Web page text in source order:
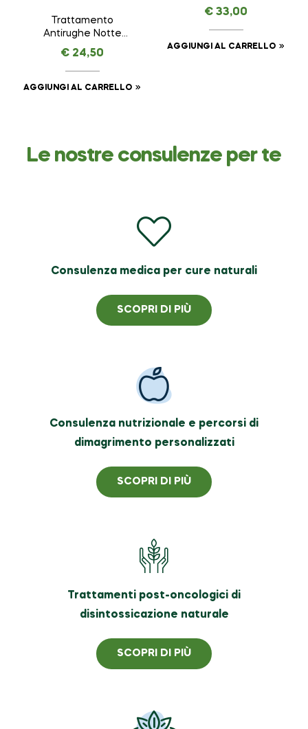
Trattamento
Antirughe Notte
VEGETAL LIFTING –
AMAVITAL da 50 ml
€ 24,50
AGGIUNGI AL CARRELLO
AGE PREMIUM –
AMAVITAL da 30 ml
€ 33,00
AGGIUNGI AL CARRELLO
Le nostre consulenze per te
Consulenza medica per cure naturali
SCOPRI DI PIÙ
Consulenza nutrizionale e percorsi di
dimagrimento personalizzati
SCOPRI DI PIÙ
Trattamenti post-oncologici di
disintossicazione naturale
SCOPRI DI PIÙ